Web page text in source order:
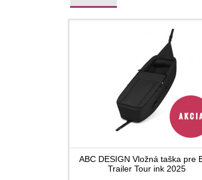
ABC DESIGN Vložná taška pre
Trailer Tour ink 2025